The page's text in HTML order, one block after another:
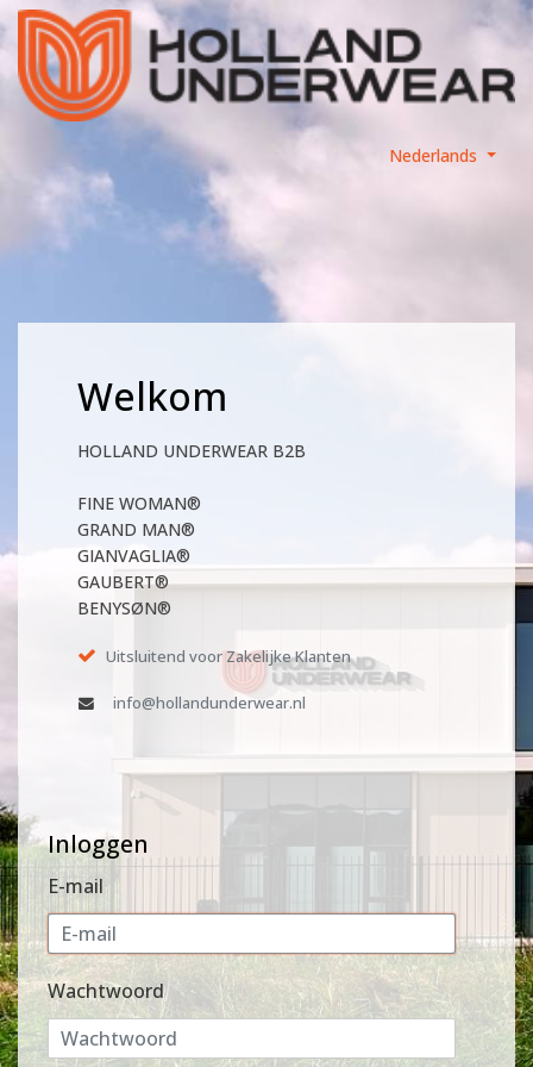
Nederlands
Welkom
HOLLAND UNDERWEAR B2B
FINE WOMAN®
GRAND MAN®
GIANVAGLIA®
GAUBERT®
BENYSØN®
Uitsluitend voor Zakelijke Klanten
info@hollandunderwear.nl
Inloggen
E-mail
Wachtwoord